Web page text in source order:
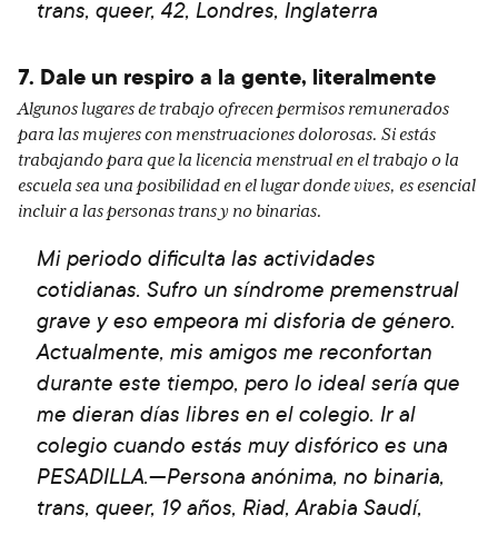
trans, queer, 42, Londres, Inglaterra
7. Dale un respiro a la gente, literalmente
Algunos lugares de trabajo ofrecen permisos remunerados
para las mujeres con menstruaciones dolorosas. Si estás
trabajando para que la licencia menstrual en el trabajo o la
escuela sea una posibilidad en el lugar donde vives, es esencial
incluir a las personas trans y no binarias.
Mi periodo dificulta las actividades
cotidianas. Sufro un síndrome premenstrual
grave y eso empeora mi disforia de género.
Actualmente, mis amigos me reconfortan
durante este tiempo, pero lo ideal sería que
me dieran días libres en el colegio. Ir al
colegio cuando estás muy disfórico es una
PESADILLA.—Persona anónima, no binaria,
trans, queer, 19 años, Riad, Arabia Saudí,